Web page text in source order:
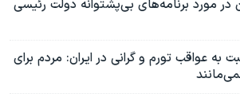
در مورد برنامه‌های بی‌پشتوانه دولت رئیسی
به عواقب تورم و گرانی در ایران: مردم برای